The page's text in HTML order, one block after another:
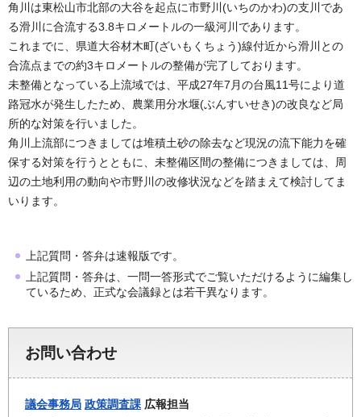
角川は東松山市北部の大谷を起点に市野川(いちのかわ)の支川であ
る滑川に合流する3.8キロメートルの一級河川であります。
これまでに、県道大谷材木町(ざいもくちょう)線付近から滑川との
合流点までの約3キロメートルの整備が完了しております。
未整備となっている上流域では、平成27年7月の台風11号により道
路冠水が発生したため、農業用分水堰(ぶんすいせき)の改良など局
所的な対策を行いました。
角川上流部につきましては堆積土砂の除去など現況の流下能力を確
保する対策を行うとともに、未整備区間の整備につきましては、周
辺の土地利用の動向や市野川の改修状況などを踏まえて検討してま
いります。
上記質問・答弁は速報版です。
上記質問・答弁は、一問一答形式でご覧いただけるように編集し
ているため、正式な会議録とは若干異なります。
お問い合わせ
議会事務局 政策調査課 広報担当